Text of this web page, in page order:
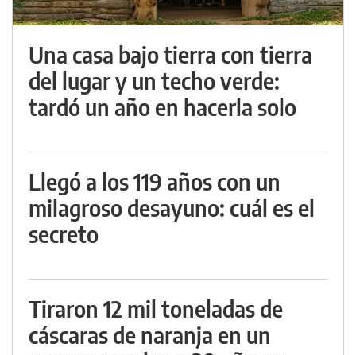
Una casa bajo tierra con tierra
del lugar y un techo verde:
tardó un año en hacerla solo
Llegó a los 119 años con un
milagroso desayuno: cuál es el
secreto
Tiraron 12 mil toneladas de
cáscaras de naranja en un